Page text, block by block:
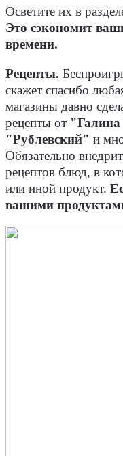
Осветите их в
Это сэкономит
времени.
Рецепты.
скажет спасибо
магазины давно
рецепты от
"Рублевский" и
Обязательно
рецептов блюд, в
или иной продукт.
вашими